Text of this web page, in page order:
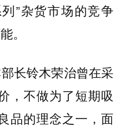
”杂货市场的竞争
。
长铃木荣治曾在采
，不做为了短期吸
品的理念之一，面